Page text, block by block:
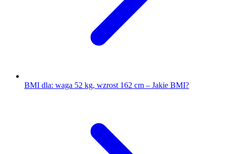
BMI dla: waga 52 kg, wzrost 162 cm – Jakie BMI?